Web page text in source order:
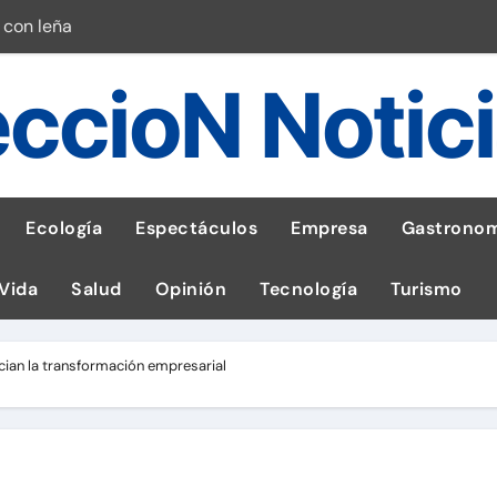
leña
de GEI en sus operaciones
de celular según OSIPTEL
guía para las familias
en la fuerza de un volcán
en Latam
Ecología Espectáculos Empresa
Salud Opinión Tecnología Turismo
la transformación empresarial